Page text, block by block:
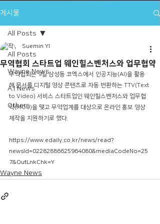
게시물
All Posts
Wayne News
A.I News
Others
All Posts
무역협회 스타트업 웨인힐스벤처스와 업무협약
Suemin YI
무역협회는 9일 삼성동 코엑스에서 인공지능(AI)을 활용
해 문서를 디지털 영상 콘텐츠로 자동 변환하는 TTV(Text
to Video) 서비스 스타트업인 웨인힐스벤처스와 업무협
약(MOU)을 맺고 무역업계를 대상으로 온라인 홍보 영상
제작을 지원하기로 했다.
https://www.edaily.co.kr/news/read?
newsId=02282886625964080&mediaCodeNo=25
7&OutLnkChk=Y
Wayne News